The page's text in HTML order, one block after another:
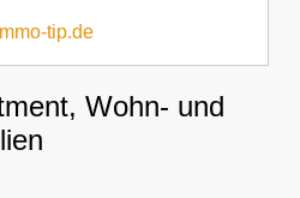
tip.de
Wohn- und